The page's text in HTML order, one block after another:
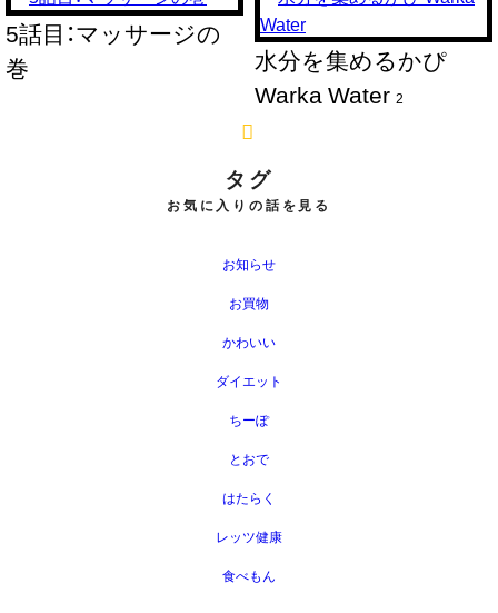
5話目：マッサージの
巻
水分を集めるかぴ
Warka Water 2
タグ
お気に入りの話を見る
お知らせ
お買物
かわいい
ダイエット
ちーぽ
とおで
はたらく
レッツ健康
食べもん